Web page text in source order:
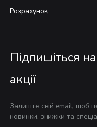
Розрахунок
Підпишіться
акції
Залиште свій email, щоб
новинки, знижки та